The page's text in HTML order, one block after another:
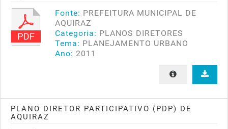
Fonte: PREFEITURA MUNICIPAL DE
AQUIRAZ
Categoria: PLANOS DIRETORES
Tema: PLANEJAMENTO URBANO
Ano: 2011
PLANO DIRETOR PARTICIPATIVO (PDP) DE
AQUIRAZ